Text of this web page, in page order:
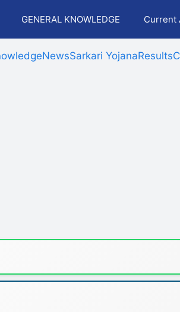
GENERAL KNOWLEDGE Current
NewsSarkari YojanaResults